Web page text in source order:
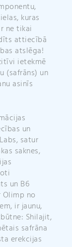
kuras
ne tikai
attiecībā
atslēga!
ietekmē
(safrāns) un
asinīs
un
satur
saknes,
un B6
no
ir jaunu,
Shilajit,
safrāna
erekcijas